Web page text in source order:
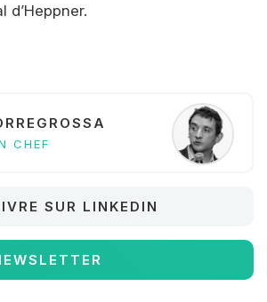
d’Heppner.
CHEF
SUR LINKEDIN